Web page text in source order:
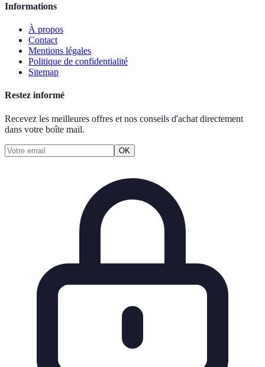
Informations
À propos
Contact
Mentions légales
Politique de confidentialité
Sitemap
Restez informé
Recevez les meilleures offres et nos conseils d'achat directement
dans votre boîte mail.
OK